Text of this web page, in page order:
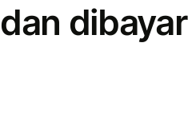
dan dibayar